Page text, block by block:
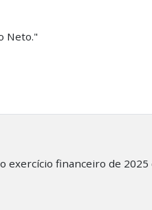
Neto."
financeiro de